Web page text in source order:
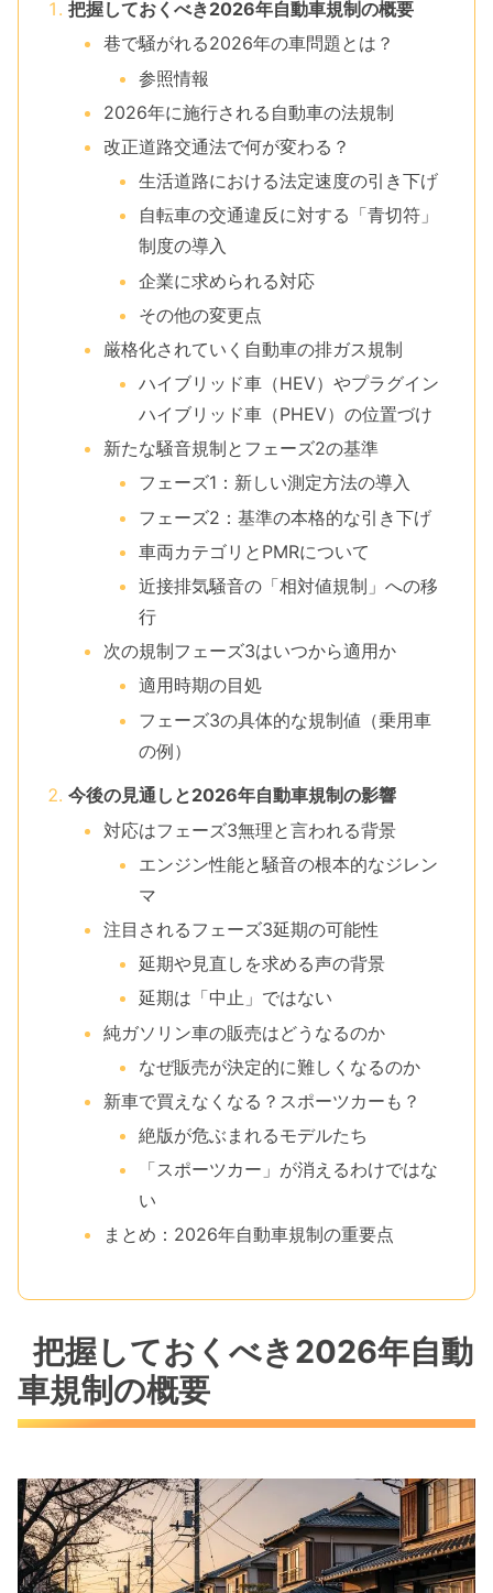
把握しておくべき2026年自動車規制の概要
巷で騒がれる2026年の車問題とは？
参照情報
2026年に施行される自動車の法規制
改正道路交通法で何が変わる？
生活道路における法定速度の引き下げ
自転車の交通違反に対する「青切符」
制度の導入
企業に求められる対応
その他の変更点
厳格化されていく自動車の排ガス規制
ハイブリッド車（HEV）やプラグイン
ハイブリッド車（PHEV）の位置づけ
新たな騒音規制とフェーズ2の基準
フェーズ1：新しい測定方法の導入
フェーズ2：基準の本格的な引き下げ
車両カテゴリとPMRについて
近接排気騒音の「相対値規制」への移
行
次の規制フェーズ3はいつから適用か
適用時期の目処
フェーズ3の具体的な規制値（乗用車
の例）
今後の見通しと2026年自動車規制の影響
対応はフェーズ3無理と言われる背景
エンジン性能と騒音の根本的なジレン
マ
注目されるフェーズ3延期の可能性
延期や見直しを求める声の背景
延期は「中止」ではない
純ガソリン車の販売はどうなるのか
なぜ販売が決定的に難しくなるのか
新車で買えなくなる？スポーツカーも？
絶版が危ぶまれるモデルたち
「スポーツカー」が消えるわけではな
い
まとめ：2026年自動車規制の重要点
把握しておくべき2026年自動
車規制の概要